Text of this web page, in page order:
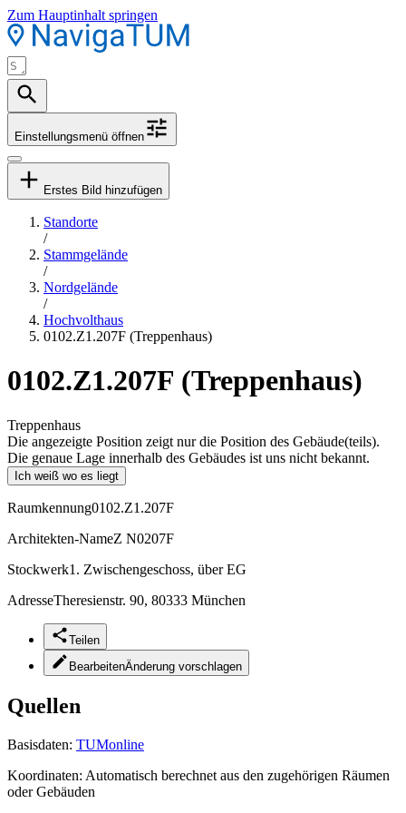
Zum Hauptinhalt springen
Einstellungsmenü öffnen
Erstes Bild hinzufügen
Standorte
/
Stammgelände
/
Nordgelände
/
Hochvolthaus
0102.Z1.207F (Treppenhaus)
0102.Z1.207F (Treppenhaus)
Treppenhaus
Die angezeigte Position zeigt nur die Position des Gebäude(teils).
Die genaue Lage innerhalb des Gebäudes ist uns nicht bekannt.
Ich weiß wo es liegt
Raumkennung0102.Z1.207F
Architekten-NameZ N0207F
Stockwerk1. Zwischengeschoss, über EG
AdresseTheresienstr. 90, 80333 München
Teilen
BearbeitenÄnderung vorschlagen
Quellen
Basisdaten: TUMonline
Koordinaten: Automatisch berechnet aus den zugehörigen Räumen
oder Gebäuden